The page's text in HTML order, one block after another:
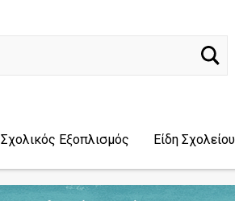
Σχολικός Εξοπλισμός Είδη Σχολείου